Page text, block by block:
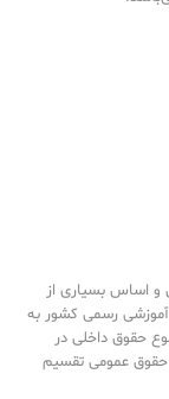
اساس بسیاری از
رسمی کشور به
حقوق داخلی در
عمومی تقسیم